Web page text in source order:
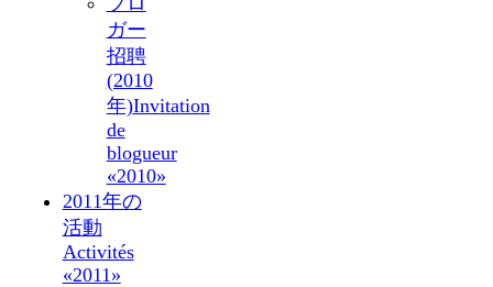
ガー
招聘
(2010
年)Invitation
de
blogueur
«2010»
2011年の
活動
Activités
«2011»